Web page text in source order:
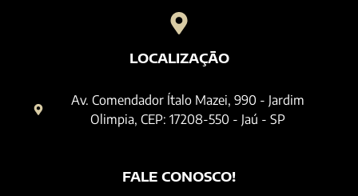
LOCALIZAÇÃO
Av. Comendador Ítalo Mazei, 990 - Jardim
Olimpia, CEP: 17208-550 - Jaú - SP
FALE CONOSCO!